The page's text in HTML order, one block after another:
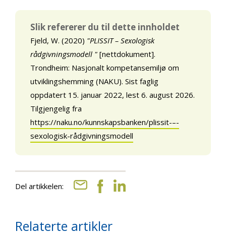
Slik refererer du til dette innholdet
Fjeld, W. (2020) "PLISSIT – Sexologisk
rådgivningsmodell " [nettdokument].
Trondheim: Nasjonalt kompetansemiljø om
utviklingshemming (NAKU). Sist faglig
oppdatert 15. januar 2022, lest 6. august 2026.
Tilgjengelig fra
https://naku.no/kunnskapsbanken/plissit-–-
sexologisk-rådgivningsmodell
Del artikkelen:
Relaterte artikler